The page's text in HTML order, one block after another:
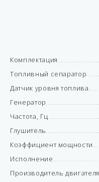
Комплектация
Топливный сепаратор
Датчик уровня топлива
Генератор
Частота, Гц
Глушитель
Коэффициент мощности
Исполнение
Производитель двигателя